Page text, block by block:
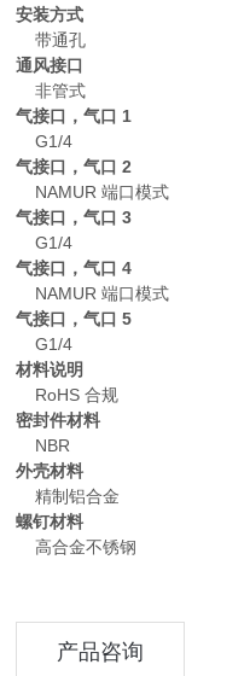
安装方式
带通孔
通风接口
非管式
气接口，气口 1
G1/4
气接口，气口 2
NAMUR 端口模式
气接口，气口 3
G1/4
气接口，气口 4
NAMUR 端口模式
气接口，气口 5
G1/4
材料说明
RoHS 合规
密封件材料
NBR
外壳材料
精制铝合金
螺钉材料
高合金不锈钢
产品咨询